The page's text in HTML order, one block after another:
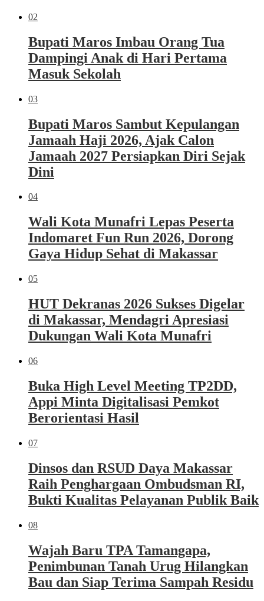
02
Bupati Maros Imbau Orang Tua
Dampingi Anak di Hari Pertama
Masuk Sekolah
03
Bupati Maros Sambut Kepulangan
Jamaah Haji 2026, Ajak Calon
Jamaah 2027 Persiapkan Diri Sejak
Dini
04
Wali Kota Munafri Lepas Peserta
Indomaret Fun Run 2026, Dorong
Gaya Hidup Sehat di Makassar
05
HUT Dekranas 2026 Sukses Digelar
di Makassar, Mendagri Apresiasi
Dukungan Wali Kota Munafri
06
Buka High Level Meeting TP2DD,
Appi Minta Digitalisasi Pemkot
Berorientasi Hasil
07
Dinsos dan RSUD Daya Makassar
Raih Penghargaan Ombudsman RI,
Bukti Kualitas Pelayanan Publik Baik
08
Wajah Baru TPA Tamangapa,
Penimbunan Tanah Urug Hilangkan
Bau dan Siap Terima Sampah Residu